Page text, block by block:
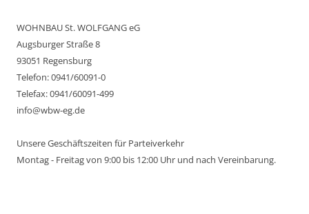
WOHNBAU St. WOLFGANG eG
Augsburger Straße 8
93051 Regensburg
Telefon: 0941/60091-0
Telefax: 0941/60091-499
info@wbw-eg.de
Unsere Geschäftszeiten für Parteiverkehr
Montag - Freitag von 9:00 bis 12:00 Uhr und nach Vereinbarung.